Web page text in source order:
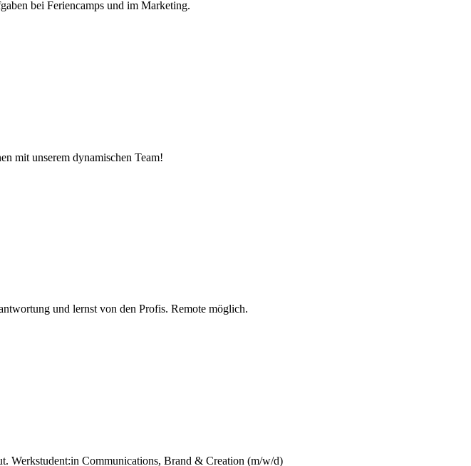
bei Feriencamps und im Marketing.
mit unserem dynamischen Team!
und lernst von den Profis. Remote möglich.
Werkstudent:in Communications, Brand & Creation (m/w/d)